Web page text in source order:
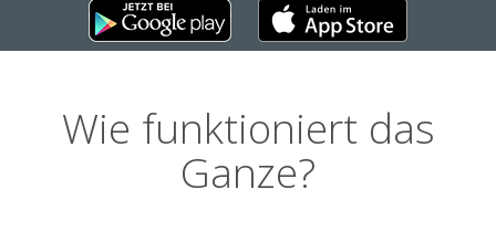
Wie funktioniert das
Ganze?